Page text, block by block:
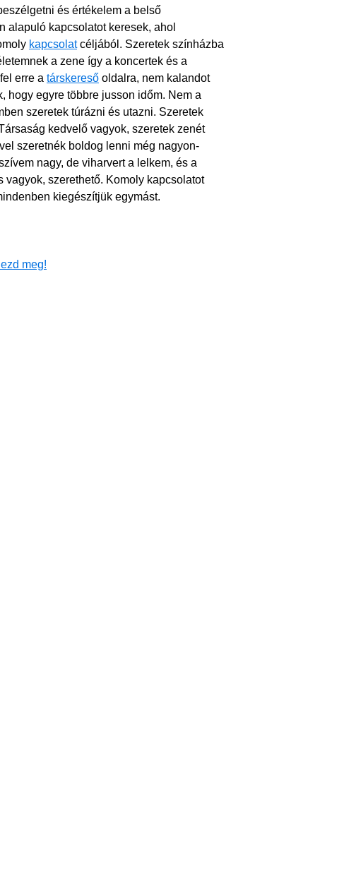
és értékelem a belső
alapuló kapcsolatot keresek, ahol
kapcsolatcéljából. Szeretek színházba
a zene így a koncertek és a
erre a társkereső oldalra, nem kalandot
hogy egyre többre jusson időm. Nem a
szeretek túrázni és utazni. Szeretek
kedvelő vagyok, szeretek zenét
szeretnék boldog lenni még nagyon-
nagy, de viharvert a lelkem, és a
szerethető. Komoly kapcsolatot
kiegészítjük egymást.
meg!